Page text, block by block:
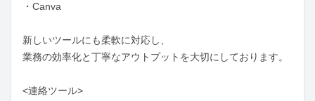
・Canva
新しいツールにも柔軟に対応し、
業務の効率化と丁寧なアウトプットを大切にしております。
<連絡ツール>